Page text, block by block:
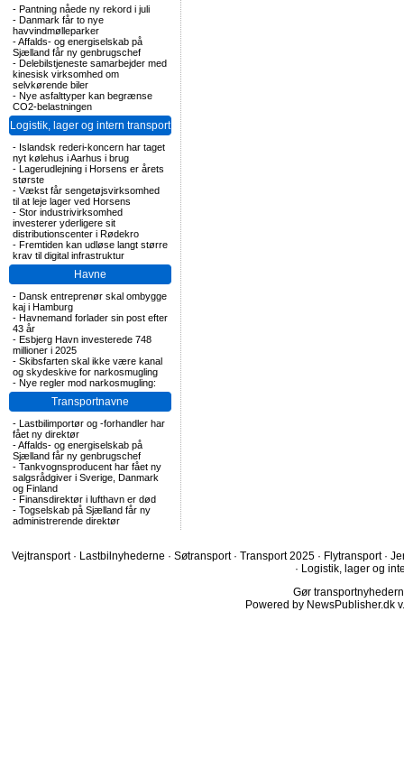
- Pantning nåede ny rekord i juli
- Danmark får to nye
havvindmølleparker
-Affalds- og energiselskab på
Sjælland får ny genbrugschef
- Delebilstjeneste samarbejder med
kinesisk virksomhed om
selvkørende biler
- Nye asfalttyper kan begrænse
CO2-belastningen
Logistik, lager og intern transport
- Islandsk rederi-koncern har taget
nyt kølehus i Aarhus i brug
- Lagerudlejning i Horsens er årets
største
- Vækst får sengetøjsvirksomhed
til at leje lager ved Horsens
- Stor industrivirksomhed
investerer yderligere sit
distributionscenter i Rødekro
- Fremtiden kan udløse langt større
krav til digital infrastruktur
Havne
- Dansk entreprenør skal ombygge
kaj i Hamburg
- Havnemand forlader sin post efter
43 år
- Esbjerg Havn investerede 748
millioner i 2025
- Skibsfarten skal ikke være kanal
og skydeskive for narkosmugling
- Nye regler mod narkosmugling:
Transportnavne
- Lastbilimportør og -forhandler har
fået ny direktør
-Affalds- og energiselskab på
Sjælland får ny genbrugschef
- Tankvognsproducent har fået ny
salgsrådgiver i Sverige, Danmark
og Finland
- Finansdirektør i lufthavn er død
- Togselskab på Sjælland får ny
administrerende direktør
Vejtransport · Lastbilnyhederne · Søtransport · Transport 2025 · Flytransport ·
· Logistik, lager og
Gør
Powered by NewsPublisher.dk